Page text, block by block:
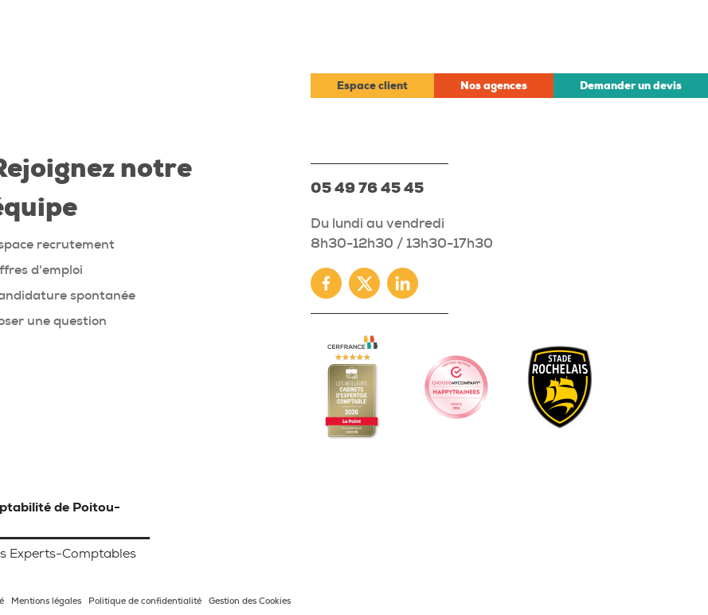
Espace client Nos agences Demander un devis
notre
recrutement
d'emploi
spontanée
une question
05 49 76 45 45
Du lundi au vendredi
8h30-12h30 / 13h30-17h30
Facebook
TwitterLinkedin
de Poitou-
Experts-Comptables
Mentions légales Politique de confidentialité Gestion des Cookies